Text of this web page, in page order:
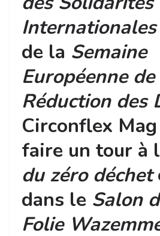
Internationales
de la Semaine
Européenne
Réduction des
Circonflex
faire un tour à
du zéro déchet
dans le Salon
Folie